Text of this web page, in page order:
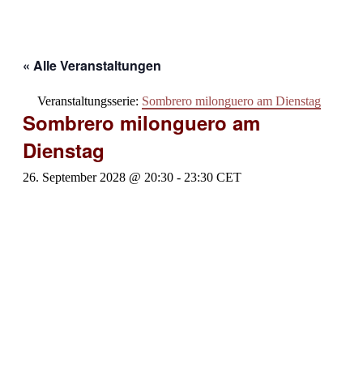
« Alle Veranstaltungen
Veranstaltungsserie: Sombrero milonguero am Dienstag
Sombrero milonguero am
Dienstag
26. September 2028 @ 20:30 - 23:30 CET